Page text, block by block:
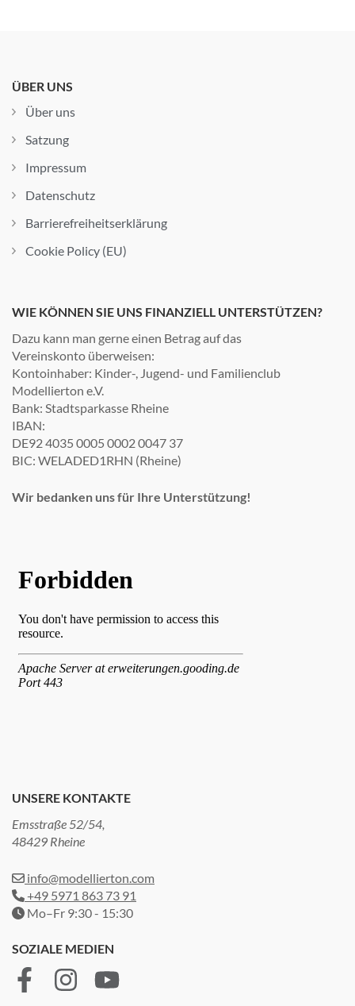
ÜBER UNS
Über uns
Satzung
Impressum
Datenschutz
Barrierefreiheitserklärung
Cookie Policy (EU)
WIE KÖNNEN SIE UNS FINANZIELL UNTERSTÜTZEN?
Dazu kann man gerne einen Betrag auf das
Vereinskonto überweisen:
Kontoinhaber: Kinder-, Jugend- und Familienclub
Modellierton e.V.
Bank: Stadtsparkasse Rheine
IBAN:
DE92 4035 0005 0002 0047 37
BIC: WELADED1RHN (Rheine)
Wir bedanken uns für Ihre Unterstützung!
UNSERE KONTAKTE
Emsstraße 52/54,
48429 Rheine
info@modellierton.com
+49 5971 863 73 91
Mo–Fr 9:30 - 15:30
SOZIALE MEDIEN